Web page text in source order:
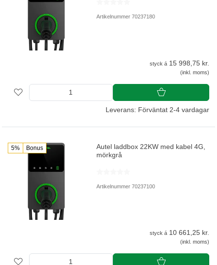
Artikelnummer 70237180
styck á 15 998,75 kr.
(inkl. moms)
Leverans: Förväntat 2-4 vardagar
5% Bonus
Autel laddbox 22KW med kabel 4G,
mörkgrå
Artikelnummer 70237100
styck á 10 661,25 kr.
(inkl. moms)